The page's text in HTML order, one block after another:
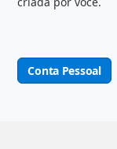
Conta Pessoal